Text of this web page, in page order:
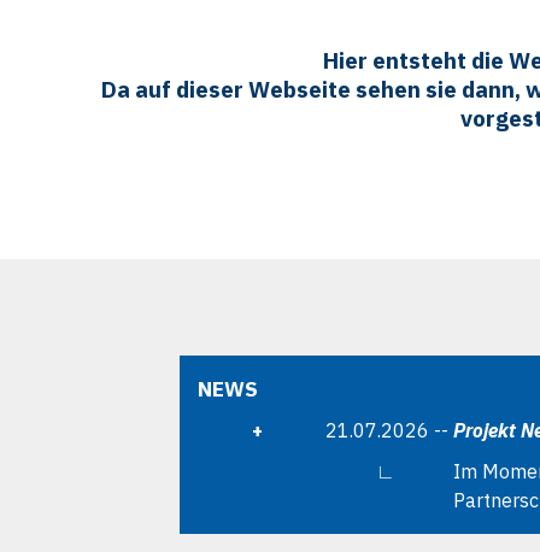
Hier entsteht die
Da auf dieser Webseite sehen sie
NEWS
+ 21.07.2026 -- Projekt
∟
Im